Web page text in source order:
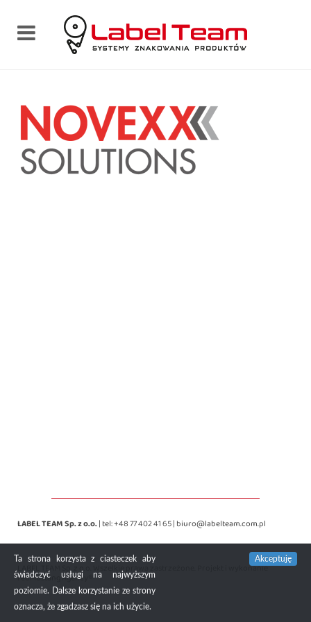
LABEL TEAM Sp. z o.o.| tel:+48 77 402 41 65|biuro@labelteam.com.pl
LABEL TEAM Sp. z o.o. Wszelkie prawa zastrzeżone. Projekt i wykonanie
redMustang Agency®
Ta strona korzysta z ciasteczek aby
świadczyć usługi na najwyższym
poziomie. Dalsze korzystanie ze strony
oznacza, że zgadzasz się na ich użycie.
Akceptuję